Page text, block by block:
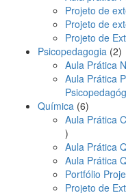
Projeto de
Projeto de
Projeto de
Psicopedagogia 22
Aula Prática
Aula Prática
Química 66
produtos
Aula Prática
1
produto
Aula Prática
Aula Prática
Portfólio
Projeto de